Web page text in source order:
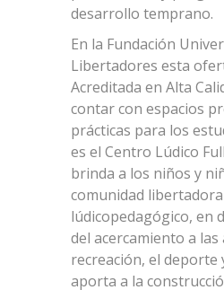
desarrollo temprano.
En la Fundación
Libertadores esta
Acreditada en Alta
contar con espacios
prácticas para los
es el Centro Lúdico
brinda a los niños y
comunidad
lúdicopedagógico, en
del acercamiento a las
recreación, el deporte
aporta a la